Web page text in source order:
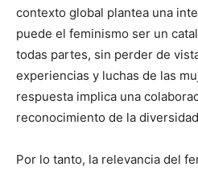
contexto global plantea una
puede el feminismo ser un
todas partes, sin perder de
experiencias y luchas de las
respuesta implica una
reconocimiento de la
Por lo tanto, la relevancia del